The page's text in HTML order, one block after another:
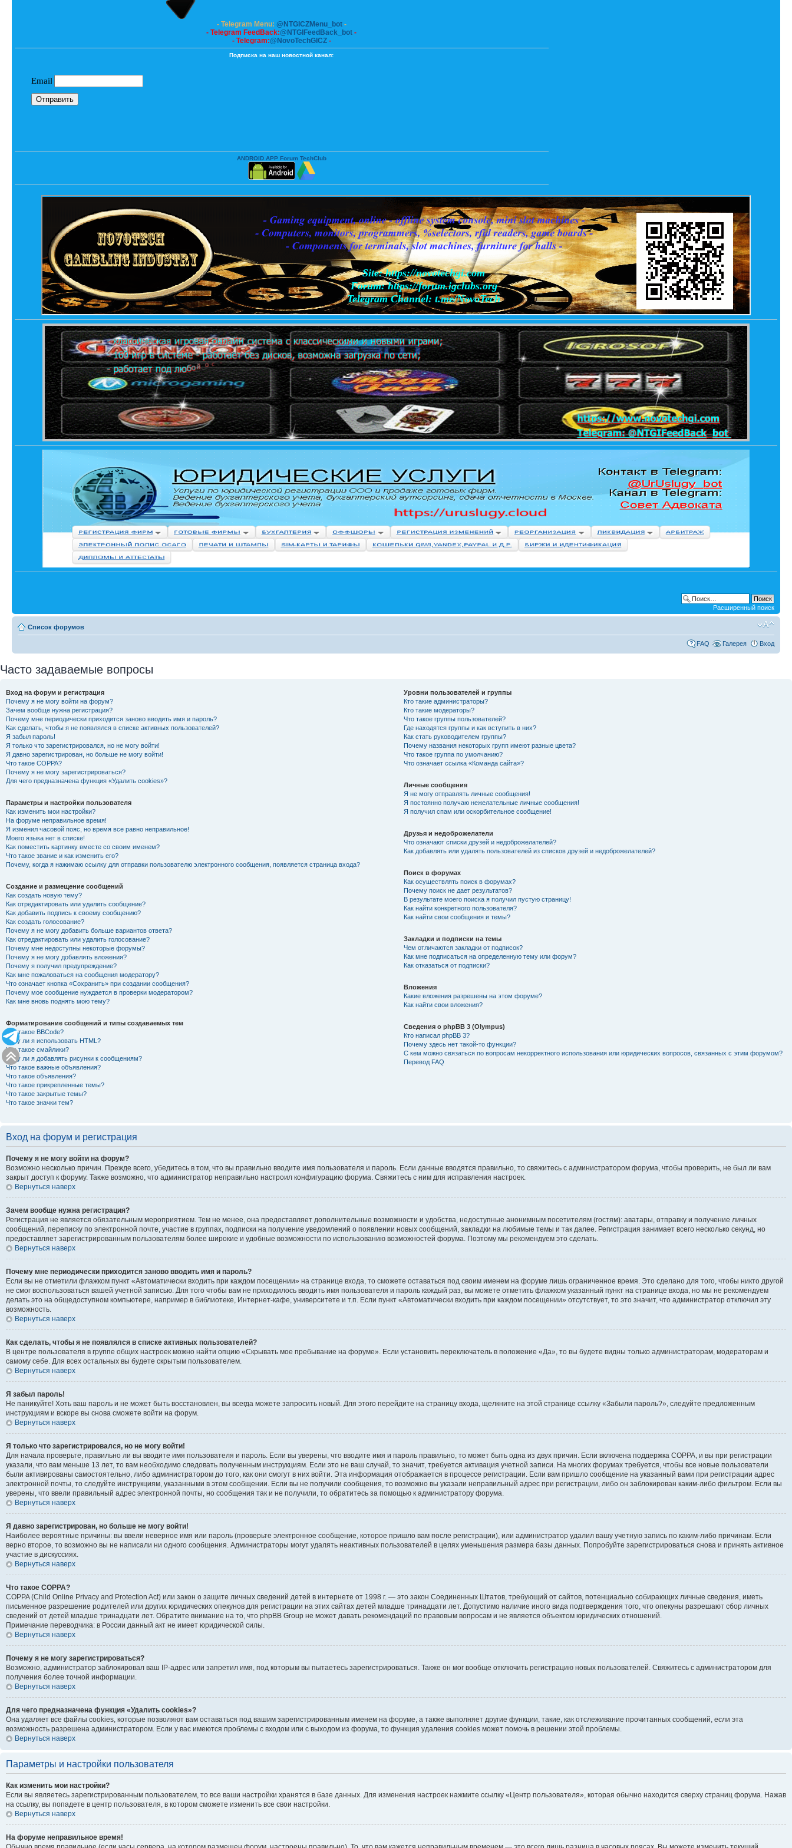
- Telegram Menu: @NTGICZMenu_bot-
- Telegram FeedBack:@NTGIFeedBack_bot -
- Telegram:@NovoTechGICZ-
Подписка на наш новостной канал:
ANDROID APP Forum TechClub
Расширенный поиск
Список форумов
FAQ Галерея Вход
Часто задаваемые вопросы
Вход на форум и регистрация
Почему я не могу войти на форум?
Зачем вообще нужна регистрация?
Почему мне периодически приходится заново вводить имя и пароль?
Как сделать, чтобы я не появлялся в списке активных пользователей?
Я забыл пароль!
Я только что зарегистрировался, но не могу войти!
Я давно зарегистрирован, но больше не могу войти!
Что такое COPPA?
Почему я не могу зарегистрироваться?
Для чего предназначена функция «Удалить cookies»?
Параметры и настройки пользователя
Как изменить мои настройки?
На форуме неправильное время!
Я изменил часовой пояс, но время все равно неправильное!
Моего языка нет в списке!
Как поместить картинку вместе со своим именем?
Что такое звание и как изменить его?
Почему, когда я нажимаю ссылку для отправки пользователю электронного сообщения, появляется страница входа?
Создание и размещение сообщений
Как создать новую тему?
Как отредактировать или удалить сообщение?
Как добавить подпись к своему сообщению?
Как создать голосование?
Почему я не могу добавить больше вариантов ответа?
Как отредактировать или удалить голосование?
Почему мне недоступны некоторые форумы?
Почему я не могу добавлять вложения?
Почему я получил предупреждение?
Как мне пожаловаться на сообщения модератору?
Что означает кнопка «Сохранить» при создании сообщения?
Почему мое сообщение нуждается в проверки модератором?
Как мне вновь поднять мою тему?
Форматирование сообщений и типы создаваемых тем
Что такое BBCode?
Могу ли я использовать HTML?
Что такое смайлики?
Могу ли я добавлять рисунки к сообщениям?
Что такое важные объявления?
Что такое объявления?
Что такое прикрепленные темы?
Что такое закрытые темы?
Что такое значки тем?
Уровни пользователей и группы
Кто такие администраторы?
Кто такие модераторы?
Что такое группы пользователей?
Где находятся группы и как вступить в них?
Как стать руководителем группы?
Почему названия некоторых групп имеют разные цвета?
Что такое группа по умолчанию?
Что означает ссылка «Команда сайта»?
Личные сообщения
Я не могу отправлять личные сообщения!
Я постоянно получаю нежелательные личные сообщения!
Я получил спам или оскорбительное сообщение!
Друзья и недоброжелатели
Что означают списки друзей и недоброжелателей?
Как добавлять или удалять пользователей из списков друзей и недоброжелателей?
Поиск в форумах
Как осуществлять поиск в форумах?
Почему поиск не дает результатов?
В результате моего поиска я получил пустую страницу!
Как найти конкретного пользователя?
Как найти свои сообщения и темы?
Закладки и подписки на темы
Чем отличаются закладки от подписок?
Как мне подписаться на определенную тему или форум?
Как отказаться от подписки?
Вложения
Какие вложения разрешены на этом форуме?
Как найти свои вложения?
Сведения о phpBB 3 (Olympus)
Кто написал phpBB 3?
Почему здесь нет такой-то функции?
С кем можно связаться по вопросам некорректного использования или юридических вопросов, связанных с этим форумом?
Перевод FAQ
Вход на форум и регистрация
Почему я не могу войти на форум?
Возможно несколько причин. Прежде всего, убедитесь в том, что вы правильно вводите имя пользователя и пароль. Если данные вводятся правильно, то свяжитесь с администратором форума, чтобы проверить, не был ли вам
закрыт доступ к форуму. Также возможно, что администратор неправильно настроил конфигурацию форума. Свяжитесь с ним для исправления настроек.
Вернуться наверх
Зачем вообще нужна регистрация?
Регистрация не является обязательным мероприятием. Тем не менее, она предоставляет дополнительные возможности и удобства, недоступные анонимным посетителям (гостям): аватары, отправку и получение личных
сообщений, переписку по электронной почте, участие в группах, подписки на получение уведомлений о появлении новых сообщений, закладки на любимые темы и так далее. Регистрация занимает всего несколько секунд, но
предоставляет зарегистрированным пользователям более широкие и удобные возможности по использованию возможностей форума. Поэтому мы рекомендуем это сделать.
Вернуться наверх
Почему мне периодически приходится заново вводить имя и пароль?
Если вы не отметили флажком пункт «Автоматически входить при каждом посещении» на странице входа, то сможете оставаться под своим именем на форуме лишь ограниченное время. Это сделано для того, чтобы никто другой
не смог воспользоваться вашей учетной записью. Для того чтобы вам не приходилось вводить имя пользователя и пароль каждый раз, вы можете отметить флажком указанный пункт на странице входа, но мы не рекомендуем
делать это на общедоступном компьютере, например в библиотеке, Интернет-кафе, университете и т.п. Если пункт «Автоматически входить при каждом посещении» отсутствует, то это значит, что администратор отключил эту
возможность.
Вернуться наверх
Как сделать, чтобы я не появлялся в списке активных пользователей?
В центре пользователя в группе общих настроек можно найти опцию «Скрывать мое пребывание на форуме». Если установить переключатель в положение «Да», то вы будете видны только администраторам, модераторам и
самому себе. Для всех остальных вы будете скрытым пользователем.
Вернуться наверх
Я забыл пароль!
Не паникуйте! Хоть ваш пароль и не может быть восстановлен, вы всегда можете запросить новый. Для этого перейдите на страницу входа, щелкните на этой странице ссылку «Забыли пароль?», следуйте предложенным
инструкциям и вскоре вы снова сможете войти на форум.
Вернуться наверх
Я только что зарегистрировался, но не могу войти!
Для начала проверьте, правильно ли вы вводите имя пользователя и пароль. Если вы уверены, что вводите имя и пароль правильно, то может быть одна из двух причин. Если включена поддержка COPPA, и вы при регистрации
указали, что вам меньше 13 лет, то вам необходимо следовать полученным инструкциям. Если это не ваш случай, то значит, требуется активация учетной записи. На многих форумах требуется, чтобы все новые пользователи
были активированы самостоятельно, либо администратором до того, как они смогут в них войти. Эта информация отображается в процессе регистрации. Если вам пришло сообщение на указанный вами при регистрации адрес
электронной почты, то следуйте инструкциям, указанными в этом сообщении. Если вы не получили сообщения, то возможно вы указали неправильный адрес при регистрации, либо он заблокирован каким-либо фильтром. Если вы
уверены, что ввели правильный адрес электронной почты, но сообщения так и не получили, то обратитесь за помощью к администратору форума.
Вернуться наверх
Я давно зарегистрирован, но больше не могу войти!
Наиболее вероятные причины: вы ввели неверное имя или пароль (проверьте электронное сообщение, которое пришло вам после регистрации), или администратор удалил вашу учетную запись по каким-либо причинам. Если
верно второе, то возможно вы не написали ни одного сообщения. Администраторы могут удалять неактивных пользователей в целях уменьшения размера базы данных. Попробуйте зарегистрироваться снова и принять активное
участие в дискуссиях.
Вернуться наверх
Что такое COPPA?
COPPA (Child Online Privacy and Protection Act) или закон о защите личных сведений детей в интернете от 1998 г. — это закон Соединенных Штатов, требующий от сайтов, потенциально собирающих личные сведения, иметь
письменное разрешение родителей или других юридических опекунов для регистрации на этих сайтах детей младше тринадцати лет. Допустимо наличие иного вида подтверждения того, что опекуны разрешают сбор личных
сведений от детей младше тринадцати лет. Обратите внимание на то, что phpBB Group не может давать рекомендаций по правовым вопросам и не является объектом юридических отношений.
Примечание переводчика: в России данный акт не имеет юридической силы.
Вернуться наверх
Почему я не могу зарегистрироваться?
Возможно, администратор заблокировал ваш IP-адрес или запретил имя, под которым вы пытаетесь зарегистрироваться. Также он мог вообще отключить регистрацию новых пользователей. Свяжитесь с администратором для
получения более точной информации.
Вернуться наверх
Для чего предназначена функция «Удалить cookies»?
Она удаляет все файлы cookies, которые позволяют вам оставаться под вашим зарегистрированным именем на форуме, а также выполняет другие функции, такие, как отслеживание прочитанных сообщений, если эта
возможность разрешена администратором. Если у вас имеются проблемы с входом или с выходом из форума, то функция удаления cookies может помочь в решении этой проблемы.
Вернуться наверх
Параметры и настройки пользователя
Как изменить мои настройки?
Если вы являетесь зарегистрированным пользователем, то все ваши настройки хранятся в базе данных. Для изменения настроек нажмите ссылку «Центр пользователя», которая обычно находится сверху страниц форума. Нажав
на ссылку, вы попадете в центр пользователя, в котором сможете изменить все свои настройки.
Вернуться наверх
На форуме неправильное время!